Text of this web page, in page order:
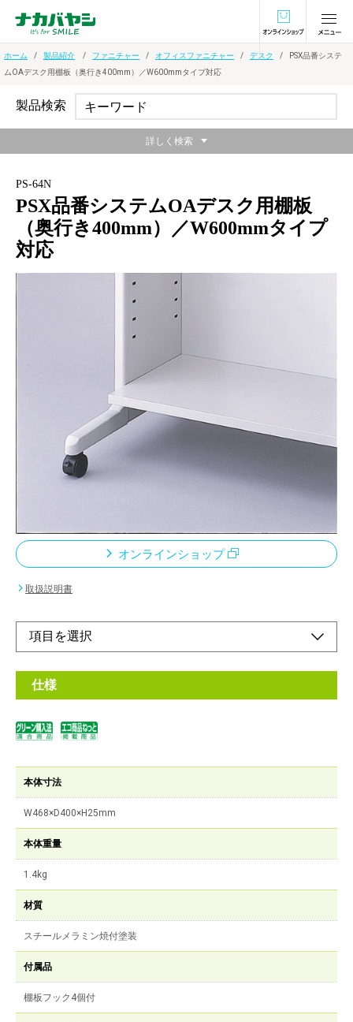
オンラインショ
ホーム 製品紹介 ファニチャー オフィスファニチャー デスク
PSX品番システ
ムOAデスク用棚板（奥行き400mm）／W600mmタイプ対応
PS-64N
PSX品番システムOAデスク用棚板
（奥行き400mm）／W600mmタイプ
対応
W600mmタイプ 対応品番PSX-66/67/68
メーカー希望小売価格：
¥6,600+ 税
天板下のスペースに書類や周辺機器などを収納できます。収納す
る物に合わせて、奥行きは290・400mmの2種類から選べます。
オンラインショップ
取扱説明書
仕様
本体寸法
W468×D400×H25mm
本体重量
1.4kg
材質
スチールメラミン焼付塗装
付属品
棚板フック4個付
製品検索
詳しく検索